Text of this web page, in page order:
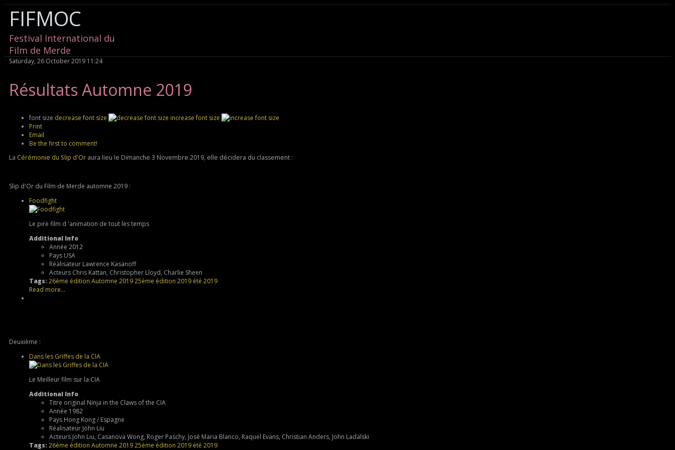
FIFMOC
Festival International du
Film de Merde
Saturday, 26 October 2019 11:24
Résultats Automne 2019
font size decrease font size
increase font size
Print
Email
Be the first to comment!
La Cérémonie du Slip d'Or aura lieu le Dimanche 3 Novembre 2019, elle décidera du classement :
Slip d'Or du Film de Merde automne 2019 :
Foodfight
Le pire film d 'animation de tout les temps
Additional Info
Année 2012
Pays USA
Réalisateur Lawrence Kasanoff
Acteurs Chris Kattan, Christopher Lloyd, Charlie Sheen
Tags:26ème édition Automne 201925ème édition 2019 été 2019
Read more...
Deuxième :
Dans les Griffes de la CIA
Le Meilleur film sur la CIA
Additional Info
Titre original Ninja in the Claws of the CIA
Année 1982
Pays Hong Kong / Espagne
Réalisateur John Liu
Acteurs John Liu, Casanova Wong, Roger Paschy, José Maria Blanco, Raquel Evans, Christian Anders, John Ladalski
Tags:26ème édition Automne 201925ème édition 2019 été 2019